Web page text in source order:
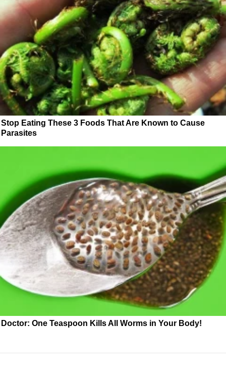
Stop Eating These 3 Foods That Are Known to Cause
Parasites
Doctor: One Teaspoon Kills All Worms in Your Body!